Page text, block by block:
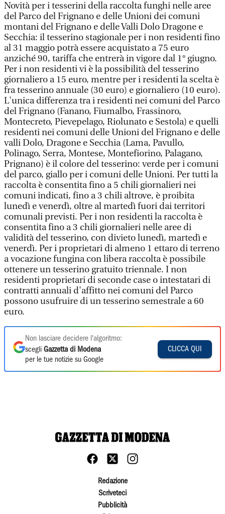
Novità per i tesserini della raccolta funghi nelle aree
del Parco del Frignano e delle Unioni dei comuni
montani del Frignano e delle Valli Dolo Dragone e
Secchia: il tesserino stagionale per i non residenti fino
al 31 maggio potrà essere acquistato a 75 euro
anziché 90, tariffa che entrerà in vigore dal 1° giugno.
Per i non residenti vi è la possibilità del tesserino
giornaliero a 15 euro, mentre per i residenti la scelta è
fra tesserino annuale (30 euro) e giornaliero (10 euro).
L'unica differenza tra i residenti nei comuni del Parco
del Frignano (Fanano, Fiumalbo, Frassinoro,
Montecreto, Pievepelago, Riolunato e Sestola) e quelli
residenti nei comuni delle Unioni del Frignano e delle
valli Dolo, Dragone e Secchia (Lama, Pavullo,
Polinago, Serra, Montese, Montefiorino, Palagano,
Prignano) è il colore del tesserino: verde per i comuni
del parco, giallo per i comuni delle Unioni. Per tutti la
raccolta è consentita fino a 5 chili giornalieri nei
comuni indicati, fino a 3 chili altrove, è proibita
lunedì e venerdì, oltre al martedì fuori dai territori
comunali previsti. Per i non residenti la raccolta è
consentita fino a 3 chili giornalieri nelle aree di
validità del tesserino, con divieto lunedì, martedì e
venerdì. Per i proprietari di almeno 1 ettaro di terreno
a vocazione fungina con libera raccolta è possibile
ottenere un tesserino gratuito triennale. I non
residenti proprietari di seconde case o intestatari di
contratti annuali d'affitto nei comuni del Parco
possono usufruire di un tesserino semestrale a 60
euro.
Non lasciare decidere l'algoritmo:
scegli Gazzetta di Modena
per le tue notizie su Google
CLICCA QUI
Redazione
Scriveteci
Pubblicità